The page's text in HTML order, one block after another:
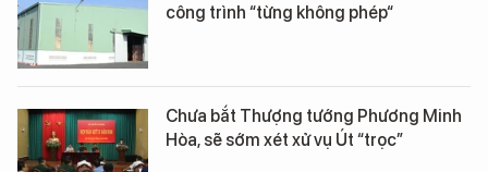
công trình “từng không phép“
Chưa bắt Thượng tướng Phương Minh
Hòa, sẽ sớm xét xử vụ Út “trọc”